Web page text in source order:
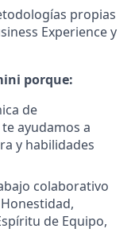
propias
Experience y
porque:
de
ayudamos a
y habilidades
colaborativo
de Equipo,